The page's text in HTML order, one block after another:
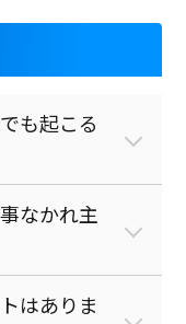
も起こる
なかれ主
はありま